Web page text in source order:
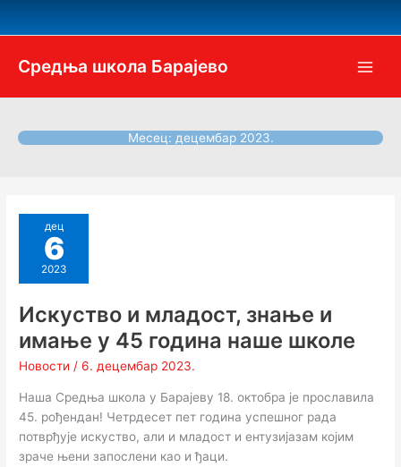
Средња школа Барајево
Месец: децембар 2023.
дец
6
2023
Искуство и младост, знање и
имање у 45 година наше школе
Новости /6. децембар 2023.
Наша Средња школа у Барајеву 18. октобра је прославила
45. рођендан! Четрдесет пет година успешног рада
потврђује искуство, али и младост и ентузијазам којим
зраче њени запослени као и ђаци.